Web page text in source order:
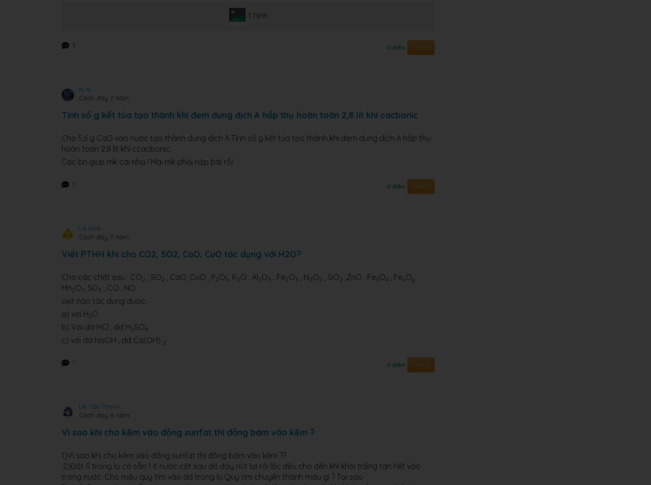
1 hình
3 0 điểm Trả lời
hi hi
Cách đây 7 năm
Tính số g kết tủa tạo thành khi đem dung dịch A hấp thụ hoàn toàn 2,8 lít khí cacbonic
Cho 5,6 g CaO vào nước tạo thành dung dịch A.Tính số g kết tủa tạo thành khi đem dung dịch A hấp thụ
hoàn toàn 2,8 lít khí ccacbonic.
Các bn giúp mk cái nha ! Mai mk phải nộp bài rồi
1 0 điểm Trả lời
Lê Vinh
Cách đây 7 năm
Viết PTHH khi cho CO2, SO2, CaO, CuO tác dụng với H2O?
Cho các chất sau : CO2 , SO2 , CaO ,CuO , P2O5, K2O , Al 2O3 , Fe2O3 , N2O5 , SiO2 ,ZnO , Fe3O4 , FexOy ,
Mn2O7, SO3 , CO , NO
oxit nào tác dụng được:
a) với H2O
b) Với dd HCl , dd H2SO4
c) với dd NaOH , dd Ca(OH) 2
1 0 điểm Trả lời
Lê Tấn Thanh
Cách đây 8 năm
Vì sao khi cho kẽm vào đồng sunfat thì đồng bám vào kẽm ?
1)Vì sao khi cho kẽm vào đồng sunfat thì đồng bám vào kẽm ??
.2)Đốt S trong lọ có sẵn 1 ít nước cất sau đó đậy nút lại rồi lắc đều cho đến khi khói trắng tan hết vào
trong nước. Cho mẩu quỳ tím vào dd trong lọ.Qùy tím chuyển thành màu gì ? Tại sao